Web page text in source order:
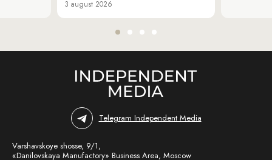
3 august 2026
Telegram Independent Media
Varshavskoye shosse, 9/1,
«Danilovskaya Manufactory» Business Area, Moscow